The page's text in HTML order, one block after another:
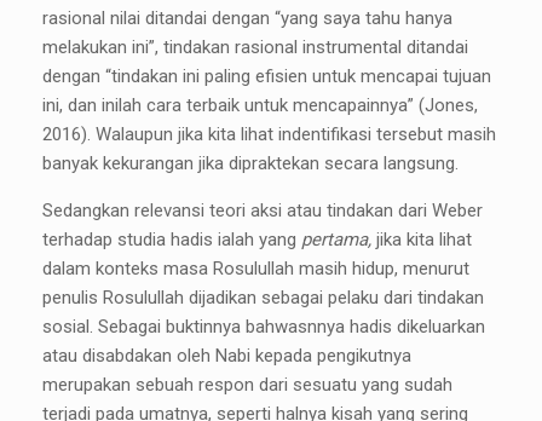
rasional nilai ditandai dengan “yang saya tahu hanya
melakukan ini”, tindakan rasional instrumental ditandai
dengan “tindakan ini paling efisien untuk mencapai tujuan
ini, dan inilah cara terbaik untuk mencapainnya” (Jones,
2016). Walaupun jika kita lihat indentifikasi tersebut masih
banyak kekurangan jika dipraktekan secara langsung.
Sedangkan relevansi teori aksi atau tindakan dari Weber
terhadap studia hadis ialah yang pertama, jika kita lihat
dalam konteks masa Rosulullah masih hidup, menurut
penulis Rosulullah dijadikan sebagai pelaku dari tindakan
sosial. Sebagai buktinnya bahwasnnya hadis dikeluarkan
atau disabdakan oleh Nabi kepada pengikutnya
merupakan sebuah respon dari sesuatu yang sudah
terjadi pada umatnya, seperti halnya kisah yang sering